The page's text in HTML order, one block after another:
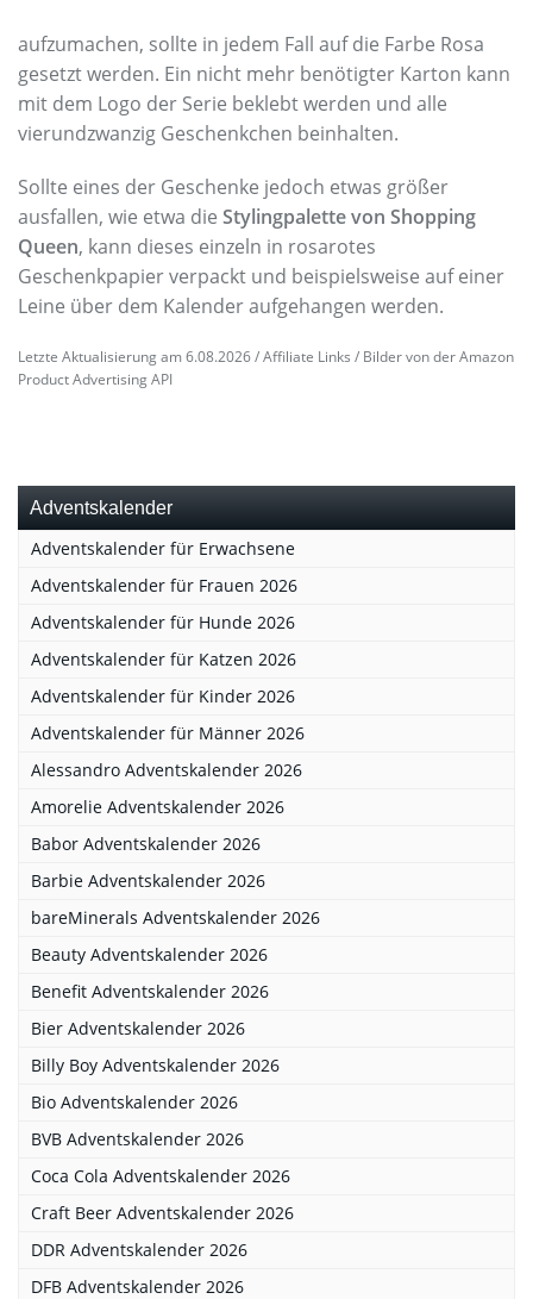
aufzumachen, sollte in jedem Fall auf die Farbe Rosa
gesetzt werden. Ein nicht mehr benötigter Karton kann
mit dem Logo der Serie beklebt werden und alle
vierundzwanzig Geschenkchen beinhalten.
Sollte eines der Geschenke jedoch etwas größer
ausfallen, wie etwa die Stylingpalette von Shopping
Queen, kann dieses einzeln in rosarotes
Geschenkpapier verpackt und beispielsweise auf einer
Leine über dem Kalender aufgehangen werden.
Letzte Aktualisierung am 6.08.2026 / Affiliate Links / Bilder von der Amazon
Product Advertising API
Adventskalender
Adventskalender für Erwachsene
Adventskalender für Frauen 2026
Adventskalender für Hunde 2026
Adventskalender für Katzen 2026
Adventskalender für Kinder 2026
Adventskalender für Männer 2026
Alessandro Adventskalender 2026
Amorelie Adventskalender 2026
Babor Adventskalender 2026
Barbie Adventskalender 2026
bareMinerals Adventskalender 2026
Beauty Adventskalender 2026
Benefit Adventskalender 2026
Bier Adventskalender 2026
Billy Boy Adventskalender 2026
Bio Adventskalender 2026
BVB Adventskalender 2026
Coca Cola Adventskalender 2026
Craft Beer Adventskalender 2026
DDR Adventskalender 2026
DFB Adventskalender 2026